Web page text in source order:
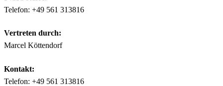
Telefon: +49 561 313816
Vertreten durch:
Marcel Köttendorf
Kontakt:
Telefon: +49 561 313816